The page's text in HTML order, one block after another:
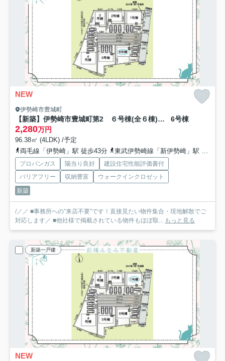
NEW
伊勢崎市豊城町
【新築】伊勢崎市豊城町第2 ６号棟(全６棟) クレイドルガーデン 新築建売分譲 6号棟
2,280万円
96.38㎡ (4LDK) /予定
両毛線「伊勢崎」駅 徒歩43分
東武伊勢崎線「新伊勢崎」駅 徒歩43分
プロパンガス 陽当り良好
建設住宅性能評価書付
バリアフリー
収納豊富
ウォークインクロゼット
新築
/／／ ■事務所への”来店不要”です！直接見たい物件集合・現地解散でご
対応します／ ■他社様で掲載されている物件もほぼ取... もっと見る
新築一戸建
NEW